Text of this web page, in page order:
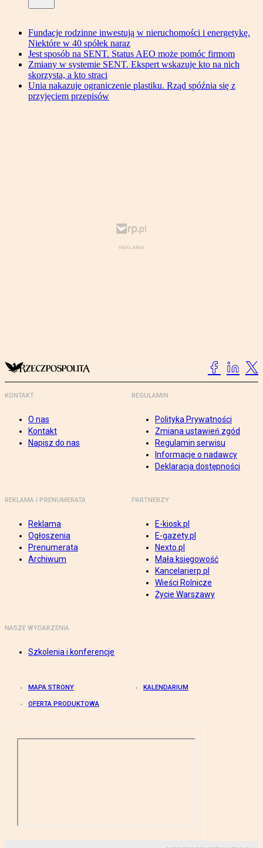
Fundacje rodzinne inwestują w nieruchomości i energetykę.
Niektóre w 40 spółek naraz
Jest sposób na SENT. Status AEO może pomóc firmom
Zmiany w systemie SENT. Ekspert wskazuje kto na nich
skorzysta, a kto straci
Unia nakazuje ograniczenie plastiku. Rząd spóźnia się z
przyjęciem przepisów
KONTAKT
O nas
Kontakt
Napisz do nas
REGULAMIN
Polityka Prywatności
Zmiana ustawień zgód
Regulamin serwisu
Informacje o nadawcy
Deklaracja dostępności
REKLAMA I PRENUMERATA
Reklama
Ogłoszenia
Prenumerata
Archiwum
PARTNERZY
E-kiosk.pl
E-gazety.pl
Nexto.pl
Mała księgowość
Kancelarierp.pl
Wieści Rolnicze
Życie Warszawy
NASZE WYDARZENIA
Szkolenia i konferencje
MAPA STRONY KALENDARIUM
OFERTA PRODUKTOWA